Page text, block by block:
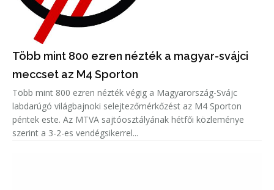
Több mint 800 ezren nézték a magyar-svájci
meccset az M4 Sporton
Több mint 800 ezren nézték végig a Magyarország-Svájc
labdarúgó világbajnoki selejtezőmérkőzést az M4 Sporton
péntek este. Az MTVA sajtóosztályának hétfői közleménye
szerint a 3-2-es vendégsikerrel...